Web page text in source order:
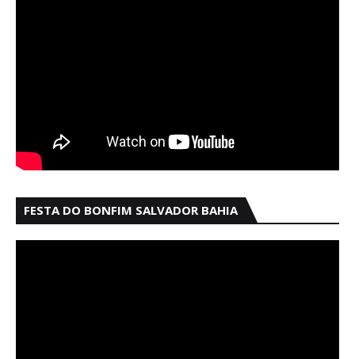
FESTA DO BONFIM SALVADOR BAHIA